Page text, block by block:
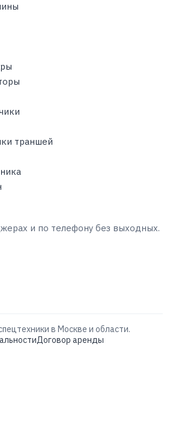
траншей
и по телефону без выходных.
в Москве и области.
Договор аренды